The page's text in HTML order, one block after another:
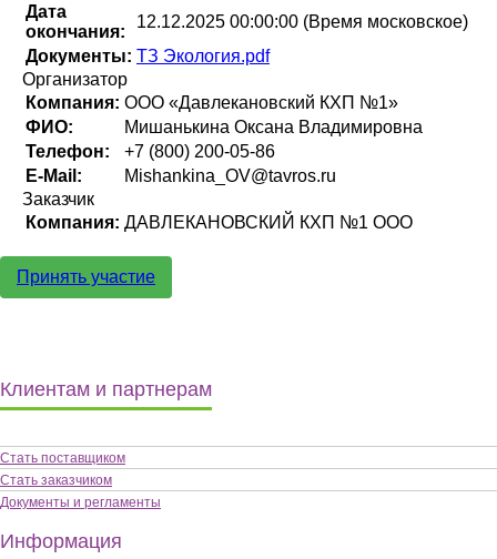
Дата
окончания:
12.12.2025 00:00:00 (Время московское)
Документы: ТЗ Экология.pdf
Организатор
Компания: ООО «Давлекановский КХП №1»
ФИО:
Мишанькина Оксана Владимировна
Телефон:
+7 (800) 200-05-86
E-Mail:
Mishankina_OV@tavros.ru
Заказчик
Компания: ДАВЛЕКАНОВСКИЙ КХП №1 ООО
Принять участие
Клиентам и партнерам
Стать поставщиком
Стать заказчиком
Документы и регламенты
Информация